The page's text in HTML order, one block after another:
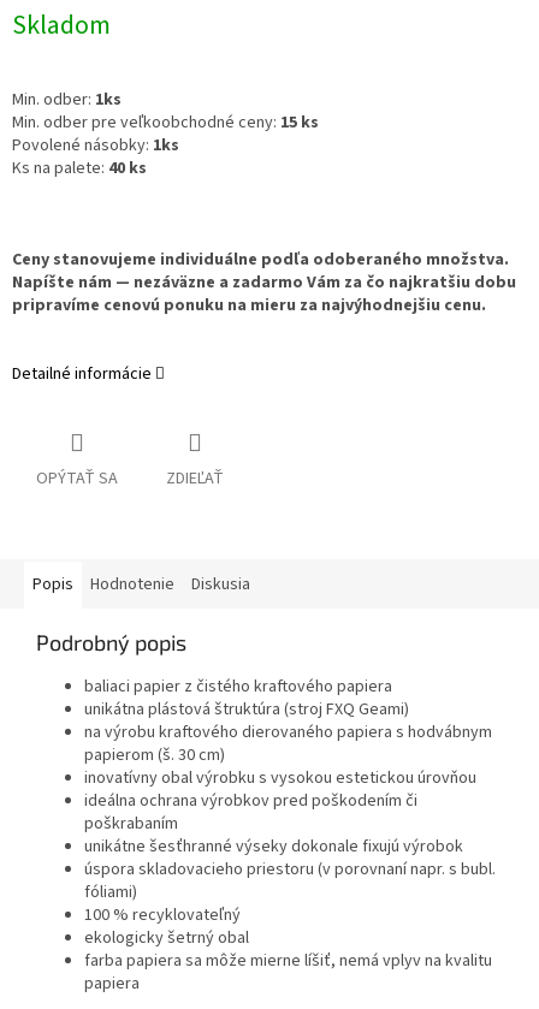
Skladom
Min. odber: 1ks
Min. odber pre veľkoobchodné ceny: 15 ks
Povolené násobky: 1ks
Ks na palete: 40 ks
Ceny stanovujeme individuálne podľa odoberaného množstva.
Napíšte nám — nezáväzne a zadarmo Vám za čo najkratšiu dobu
pripravíme cenovú ponuku na mieru za najvýhodnejšiu cenu.
Detailné informácie
OPÝTAŤ SA ZDIEĽAŤ
Popis Hodnotenie Diskusia
Podrobný popis
baliaci papier z čistého kraftového papiera
unikátna plástová štruktúra (stroj FXQ Geami)
na výrobu kraftového dierovaného papiera s hodvábnym
papierom (š. 30 cm)
inovatívny obal výrobku s vysokou estetickou úrovňou
ideálna ochrana výrobkov pred poškodením či
poškrabaním
unikátne šesťhranné výseky dokonale fixujú výrobok
úspora skladovacieho priestoru (v porovnaní napr. s bubl.
fóliami)
100 % recyklovateľný
ekologicky šetrný obal
farba papiera sa môže mierne líšiť, nemá vplyv na kvalitu
papiera